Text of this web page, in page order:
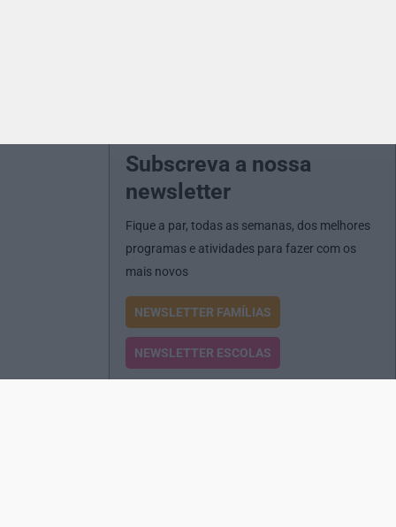
Subscreva a nossa
newsletter
Fique a par, todas as semanas, dos melhores
programas e atividades para fazer com os
mais novos
NEWSLETTER FAMÍLIAS
NEWSLETTER ESCOLAS